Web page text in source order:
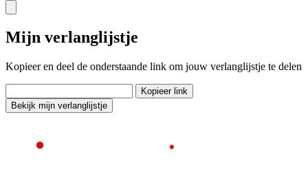
Mijn verlanglijstje
Kopieer en deel de onderstaande link om jouw verlanglijstje te delen
Kopieer link
Bekijk mijn verlanglijstje